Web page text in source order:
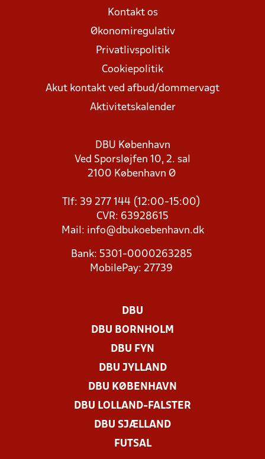
Kontakt os
Økonomiregulativ
Privatlivspolitik
Cookiepolitik
Akut kontakt ved afbud/dommervagt
Aktivitetskalender
DBU København
Ved Sporsløjfen 10, 2. sal
2100 København Ø
Tlf: 39 277 144 (12:00-15:00)
CVR: 63928615
Mail: info@dbukoebenhavn.dk
Bank: 5301-0000263285
MobilePay: 27739
DBU
DBU BORNHOLM
DBU FYN
DBU JYLLAND
DBU KØBENHAVN
DBU LOLLAND-FALSTER
DBU SJÆLLAND
FUTSAL